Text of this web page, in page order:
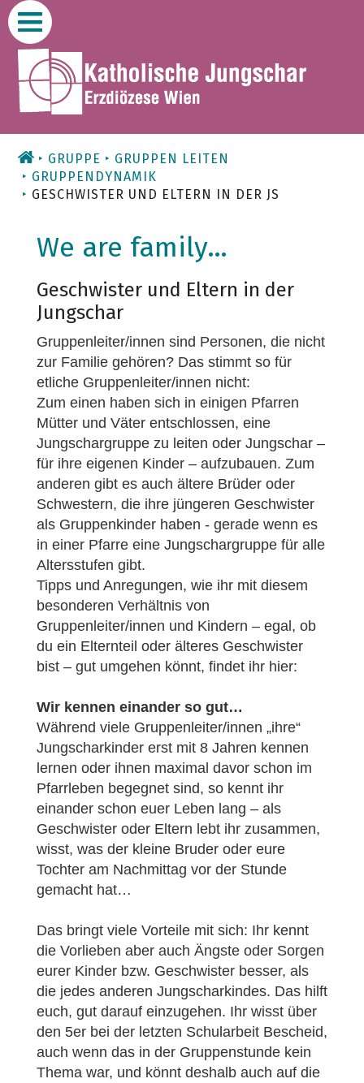
Zum
Inhalt
GRUPPE
GRUPPEN LEITEN
GRUPPENDYNAMIK
GESCHWISTER UND ELTERN IN DER JS
We are family…
Geschwister und Eltern in der
Jungschar
Gruppenleiter/innen sind Personen, die nicht
zur Familie gehören? Das stimmt so für
etliche Gruppenleiter/innen nicht:
Zum einen haben sich in einigen Pfarren
Mütter und Väter entschlossen, eine
Jungschargruppe zu leiten oder Jungschar –
für ihre eigenen Kinder – aufzubauen. Zum
anderen gibt es auch ältere Brüder oder
Schwestern, die ihre jüngeren Geschwister
als Gruppenkinder haben - gerade wenn es
in einer Pfarre eine Jungschargruppe für alle
Altersstufen gibt.
Tipps und Anregungen, wie ihr mit diesem
besonderen Verhältnis von
Gruppenleiter/innen und Kindern – egal, ob
du ein Elternteil oder älteres Geschwister
bist – gut umgehen könnt, findet ihr hier:
Wir kennen einander so gut…
Während viele Gruppenleiter/innen „ihre“
Jungscharkinder erst mit 8 Jahren kennen
lernen oder ihnen maximal davor schon im
Pfarrleben begegnet sind, so kennt ihr
einander schon euer Leben lang – als
Geschwister oder Eltern lebt ihr zusammen,
wisst, was der kleine Bruder oder eure
Tochter am Nachmittag vor der Stunde
gemacht hat…
Das bringt viele Vorteile mit sich: Ihr kennt
die Vorlieben aber auch Ängste oder Sorgen
eurer Kinder bzw. Geschwister besser, als
die jedes anderen Jungscharkindes. Das hilft
euch, gut darauf einzugehen. Ihr wisst über
den 5er bei der letzten Schularbeit Bescheid,
auch wenn das in der Gruppenstunde kein
Thema war, und könnt deshalb auch auf die